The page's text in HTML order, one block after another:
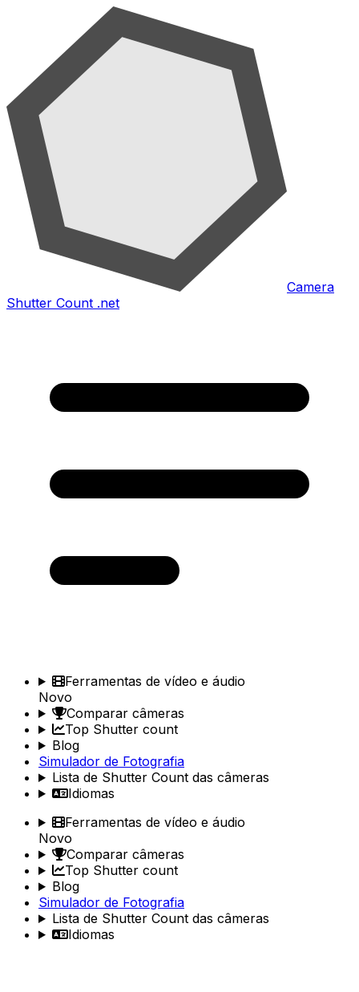
Camera
Shutter Count .net
Ferramentas de vídeo e áudio
Novo
Comparar câmeras
Top Shutter count
Blog
Simulador de Fotografia
Lista de Shutter Count das câmeras
Idiomas
Ferramentas de vídeo e áudio
Novo
Comparar câmeras
Top Shutter count
Blog
Simulador de Fotografia
Lista de Shutter Count das câmeras
Idiomas